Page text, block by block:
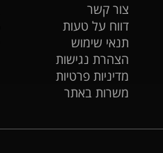
צור קשר
דווח על טעות
תנאי שימוש
הצהרת נגישות
מדיניות פרטיות
משרות באתר